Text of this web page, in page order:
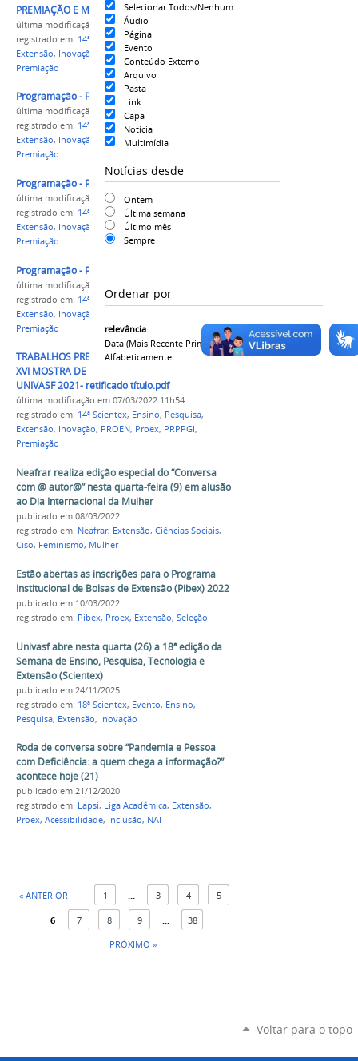
Selecionar Todos/Nenhum
Áudio
Página
Evento
Conteúdo Externo
Arquivo
Pasta
Link
Capa
Notícia
Multimídia
Notícias desde
Ontem
Última semana
Último mês
Sempre
Ordenar por
relevância
Data (mais Recente Primeiro)
Alfabeticamente
PREMIAÇÃO E MENÇÃO HONROSA _PET (3).pdf
última modificação
em 07/03/2022 11h44
registrado em: 14ª Scientex,Ensino
Extensão, Inovação PROEN,Proex
Premiação
Programação - Premiação Poster.pdf
última modificação
em 07/03/2022 11h48
registrado em: 14ª Scientex,Ensino
Extensão, Inovação PROEN, Proex,PRPPGI
Premiação
Programação - Premiação Oral IC.pdf
última modificação
em 07/03/2022 11h50
registrado em: 14ª Scientex,Ensino,Pesquisa
Extensão, Inovação PROEN,Proex,PRPPGI
Premiação
Programação - Premiação PG.pdf
última modificação
registrado em: 14ª Scientex,Ensino,Pesquisa
Extensão, Inovação
Premiação
TRABALHOS PREMIADOS MONÇÃO HONROSA
XVI MOSTRA DE EXTENSÃO NA XIV SCIENTEX
UNIVASF 2021- retificado título.pdf
última modificação em 07/03/2022 11h54
registrado em: 14ª Scientex, Ensino, Pesquisa,
Extensão, Inovação, PROEN, Proex, PRPPGI,
Premiação
Neafrar realiza edição especial do “Conversa
com @ autor@” nesta quarta-feira (9) em alusão
ao Dia Internacional da Mulher
publicado em 08/03/2022
registrado em: Neafrar, Extensão, Ciências Sociais,
Ciso, Feminismo, Mulher
Estão abertas as inscrições para o Programa
Institucional de Bolsas de Extensão (Pibex) 2022
publicado em 10/03/2022
registrado em: Pibex, Proex, Extensão, Seleção
Univasf abre nesta quarta (26) a 18ª edição da
Semana de Ensino, Pesquisa, Tecnologia e
Extensão (Scientex)
publicado em 24/11/2025
registrado em: 18ª Scientex, Evento, Ensino,
Pesquisa, Extensão, Inovação
Roda de conversa sobre “Pandemia e Pessoa
com Deficiência: a quem chega a informação?”
acontece hoje (21)
publicado em 21/12/2020
registrado em: Lapsi, Liga Acadêmica, Extensão,
Proex, Acessibilidade, Inclusão, NAI
« ANTERIOR 1 ... 3 4 5
6 7 8 9 ...
38
PRÓXIMO »
Voltar para o topo